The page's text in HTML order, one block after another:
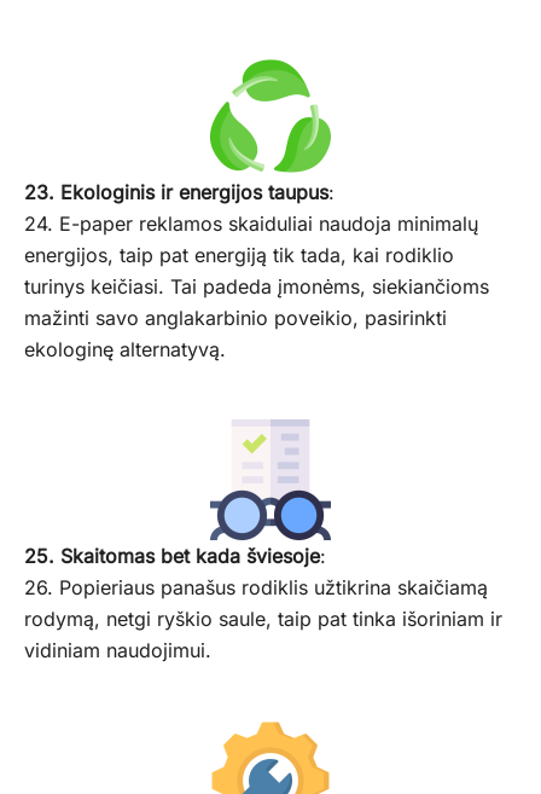
23. Ekologinis ir energijos taupus:
24. E-paper reklamos skaiduliai naudoja minimalų
energijos, taip pat energiją tik tada, kai rodiklio
turinys keičiasi. Tai padeda įmonėms, siekiančioms
mažinti savo anglakarbinio poveikio, pasirinkti
ekologinę alternatyvą.
25. Skaitomas bet kada šviesoje:
26. Popieriaus panašus rodiklis užtikrina skaičiamą
rodymą, netgi ryškio saule, taip pat tinka išoriniam ir
vidiniam naudojimui.